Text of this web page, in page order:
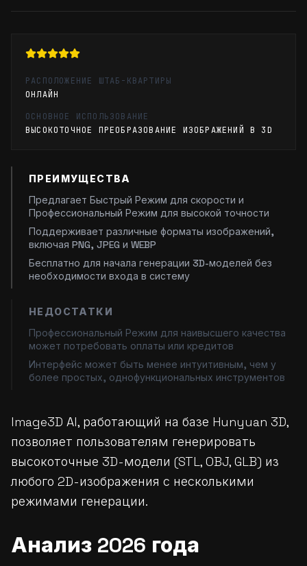
РАСПОЛОЖЕНИЕ ШТАБ-КВАРТИРЫ
ОНЛАЙН
ОСНОВНОЕ ИСПОЛЬЗОВАНИЕ
ВЫСОКОТОЧНОЕ ПРЕОБРАЗОВАНИЕ ИЗОБРАЖЕНИЙ В 3D
ПРЕИМУЩЕСТВА
Предлагает Быстрый Режим для скорости и
Профессиональный Режим для высокой точности
Поддерживает различные форматы изображений,
включая PNG, JPEG и WEBP
Бесплатно для начала генерации 3D-моделей без
необходимости входа в систему
НЕДОСТАТКИ
Профессиональный Режим для наивысшего качества
может потребовать оплаты или кредитов
Интерфейс может быть менее интуитивным, чем у
более простых, однофункциональных инструментов
Image3D AI, работающий на базе Hunyuan 3D,
позволяет пользователям генерировать
высокоточные 3D-модели (STL, OBJ, GLB) из
любого 2D-изображения с несколькими
режимами генерации.
Анализ 2026 года